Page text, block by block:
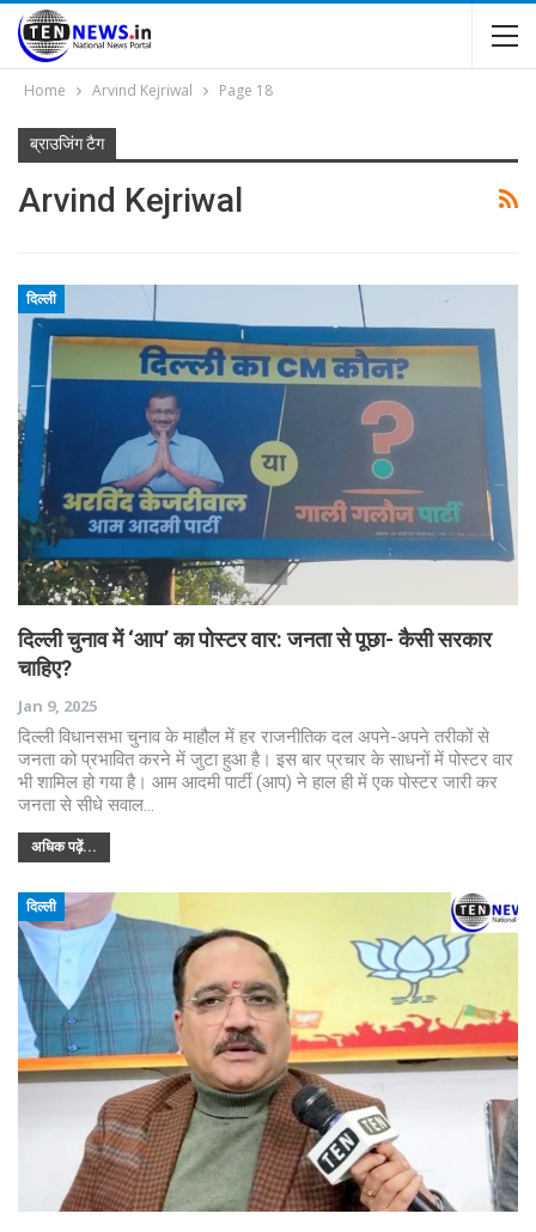
Home Arvind Kejriwal Page 18
ब्राउजिंग टैग
Arvind Kejriwal
दिल्ली
दिल्ली चुनाव में ‘आप’ का पोस्टर वार: जनता से पूछा- कैसी सरकार
चाहिए?
Jan 9, 2025
दिल्ली विधानसभा चुनाव के माहौल में हर राजनीतिक दल अपने-अपने तरीकों से
जनता को प्रभावित करने में जुटा हुआ है। इस बार प्रचार के साधनों में पोस्टर वार
भी शामिल हो गया है। आम आदमी पार्टी (आप) ने हाल ही में एक पोस्टर जारी कर
जनता से सीधे सवाल…
अधिक पढ़ें...
दिल्ली